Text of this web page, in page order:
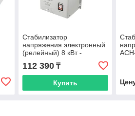
Стабилизатор
напряжения электронный
(релейный) 8 кВт -
Ресанта ACH-8000Н/1-Ц -
настенный
112 390₸
Купить